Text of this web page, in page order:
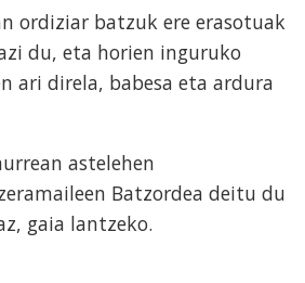
ordiziar batzuk ere erasotuak
du, eta horien inguruko
ari direla, babesa eta ardura
astelehen
Batzordea deitu du
gaia lantzeko.